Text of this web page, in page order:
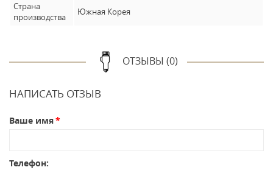
Страна
производства
Южная Корея
ОТЗЫВЫ (0)
НАПИСАТЬ ОТЗЫВ
Ваше имя
Телефон: